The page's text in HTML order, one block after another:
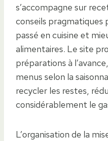
s’accompagne sur
conseils
passé en cuisine et
alimentaires. Le site
préparations à
menus selon la
recycler les restes,
considérablement le
L’organisation de la